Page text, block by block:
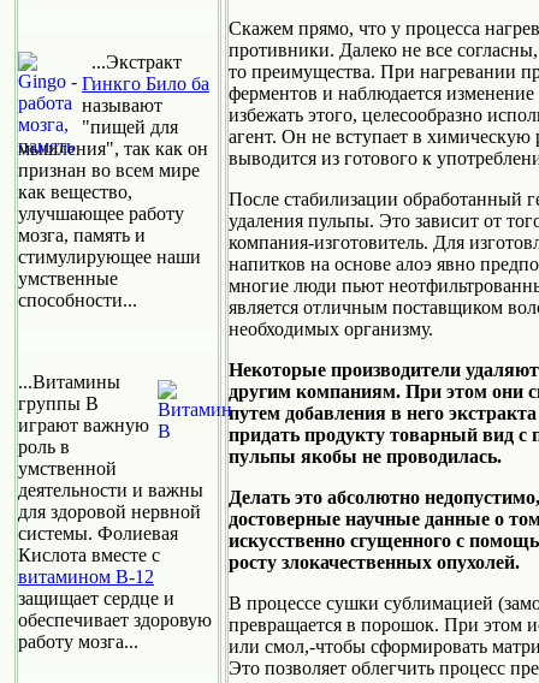
...Экстракт
Гинкго Било ба
называют
"пищей для
мышления", так как он
признан во всем мире
как вещество,
улучшающее работу
мозга, память и
стимулирующее наши
умственные
способности...
...Витамины
группы В
играют важную
роль в
умственной
деятельности и важны
для здоровой нервной
системы. Фолиевая
Кислота вместе с
витамином В-12
защищает сердце и
обеспечивает здоровую
работу мозга...
Скажем прямо, что у процесса
противники. Далеко не все
то преимущества. При нагревании
ферментов и наблюдается
избежать этого, целесообразно
агент. Он не вступает в
выводится из готового к
После стабилизации обработанный
удаления пульпы. Это зависит от
компания-изготовитель. Для
напитков на основе алоэ явно
многие люди пьют
является отличным поставщиком
необходимых организму.
Некоторые производители
другим компаниям. При этом они
путем добавления в него
придать продукту товарный вид с
пульпы якобы не проводилась.
Делать это абсолютно
достоверные научные данные о
искусственно сгущенного с
росту злокачественных опухолей.
В процессе сушки сублимацией
превращается в порошок. При этом
или смол,-чтобы сформировать
Это позволяет облегчить процесс